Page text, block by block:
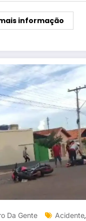
informação
Da Gente Acidente,